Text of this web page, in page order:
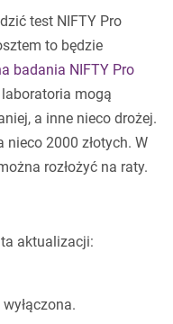
test NIFTY Pro
to będzie
badania NIFTY Pro
mogą
a inne nieco drożej.
2000 złotych. W
rozłożyć na raty.
aktualizacji: